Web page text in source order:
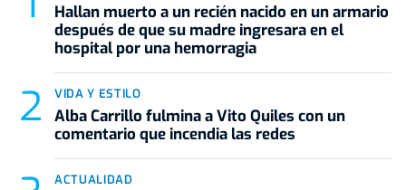
Hallan muerto a un recién nacido en un armario
después de que su madre ingresara en el
hospital por una hemorragia
VIDA Y ESTILO
Alba Carrillo fulmina a Vito Quiles con un
comentario que incendia las redes
ACTUALIDAD